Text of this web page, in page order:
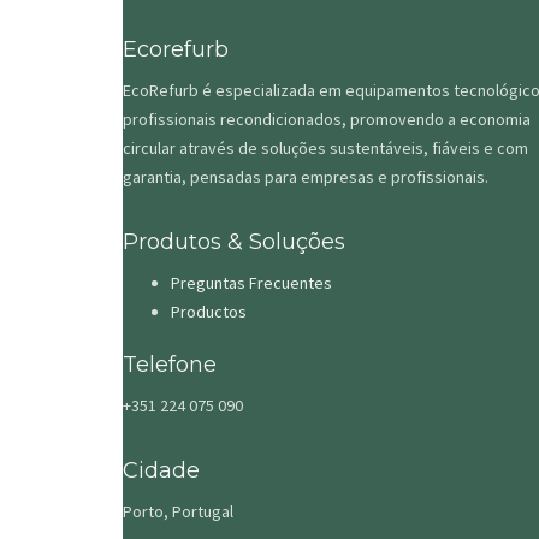
Ecorefurb
EcoRefurb é especializada em equipamentos
profissionais recondicionados, promovendo a economia
circular através de soluções sustentáveis, fiáveis e com
garantia, pensadas para empresas e profissionais.
Produtos & Soluções
Preguntas Frecuentes
Productos
Telefone
+351 224 075 090
Cidade
Porto, Portugal